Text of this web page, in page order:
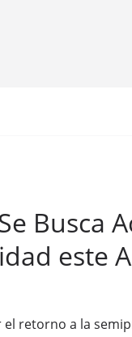
Busca
este
retorno a la